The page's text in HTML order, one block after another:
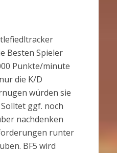
Besten Spieler
Punkte/minute
die K/D
würden sie
ggf. noch
nachdenken
runter
BF5 wird